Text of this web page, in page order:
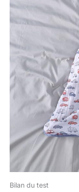
Bilan du test